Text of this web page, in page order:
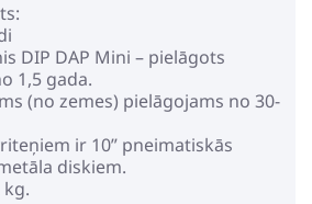
DIP DAP Mini – pielāgots
1,5 gada.
(no zemes) pielāgojams no 30-
ir 10” pneimatiskās
diskiem.
kg.